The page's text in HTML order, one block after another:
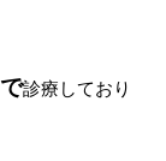
診療しており